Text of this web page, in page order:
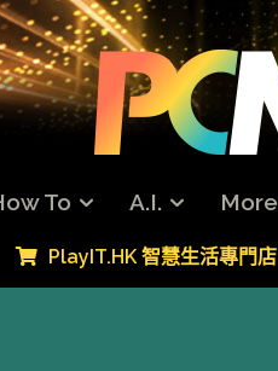
To A.I. More
PlayIT.HK 智慧生活專門店